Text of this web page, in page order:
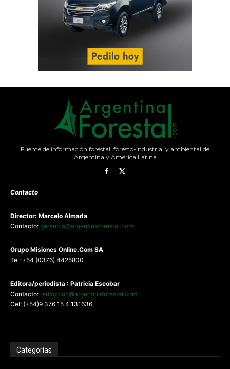
Fuente de información forestal, foresto-industrial y ambiental de
Argentina y América Latina
Contacto
Director: Marcelo Almada
Contacto: gerencia@argentinaforestal.com
Grupo Misiones Online.Com SA
Tel: +54 (0376) 4425800
Editora/periodista : Patricia Escobar
Contacto: redaccion@argentinaforestal.com
Cel: (+54)9 376 15 4 131636
Categorías